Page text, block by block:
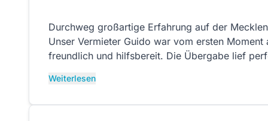
Durchweg großartige Erfahrung auf der
Unser Vermieter Guido war vom ersten
freundlich und hilfsbereit. Die Übergabe lief
verständlich erklärt – genau die Mischung, die
Weiterlesen